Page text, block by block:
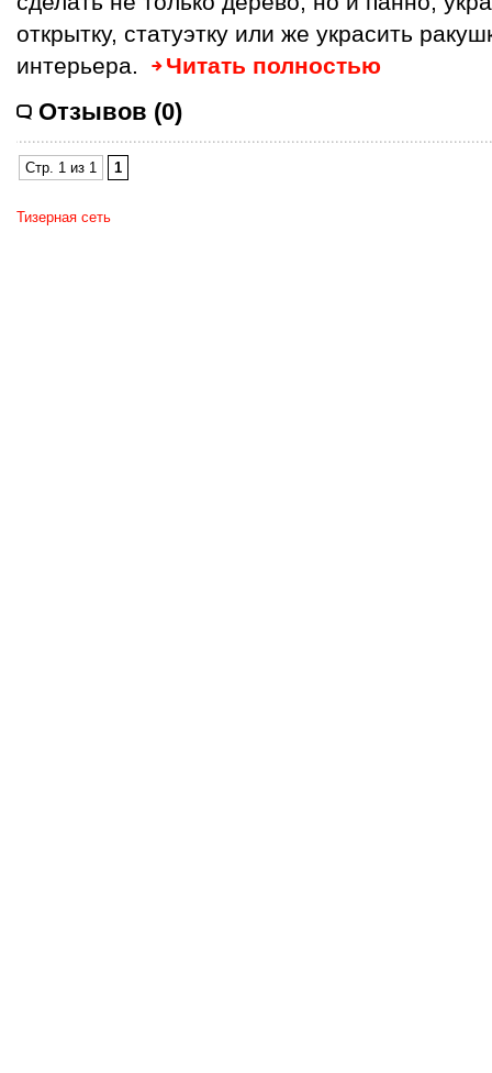
открытку, статуэтку или же украсить
интерьера.
Читать полностью
Отзывов (0)
Стр. 1 из 1 1
Тизерная сеть